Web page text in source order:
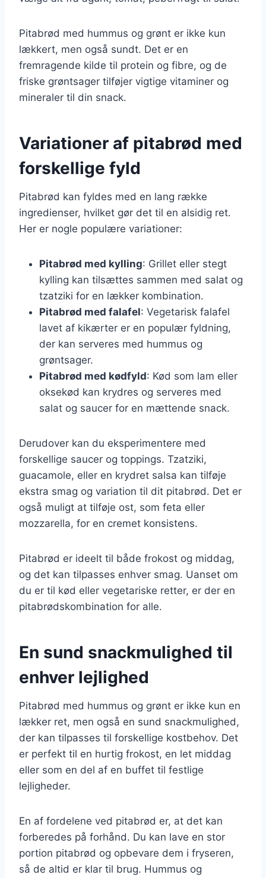
Pitabrød med hummus og grønt er ikke kun
lækkert, men også sundt. Det er en
fremragende kilde til protein og fibre, og de
friske grøntsager tilføjer vigtige vitaminer og
mineraler til din snack.
Variationer af pitabrød med
forskellige fyld
Pitabrød kan fyldes med en lang række
ingredienser, hvilket gør det til en alsidig ret.
Her er nogle populære variationer:
Pitabrød med kylling: Grillet eller stegt
kylling kan tilsættes sammen med salat og
tzatziki for en lækker kombination.
Pitabrød med falafel: Vegetarisk falafel
lavet af kikærter er en populær fyldning,
der kan serveres med hummus og
grøntsager.
Pitabrød med kødfyld: Kød som lam eller
oksekød kan krydres og serveres med
salat og saucer for en mættende snack.
Derudover kan du eksperimentere med
forskellige saucer og toppings. Tzatziki,
guacamole, eller en krydret salsa kan tilføje
ekstra smag og variation til dit pitabrød. Det er
også muligt at tilføje ost, som feta eller
mozzarella, for en cremet konsistens.
Pitabrød er ideelt til både frokost og middag,
og det kan tilpasses enhver smag. Uanset om
du er til kød eller vegetariske retter, er der en
pitabrødskombination for alle.
En sund snackmulighed til
enhver lejlighed
Pitabrød med hummus og grønt er ikke kun en
lækker ret, men også en sund snackmulighed,
der kan tilpasses til forskellige kostbehov. Det
er perfekt til en hurtig frokost, en let middag
eller som en del af en buffet til festlige
lejligheder.
En af fordelene ved pitabrød er, at det kan
forberedes på forhånd. Du kan lave en stor
portion pitabrød og opbevare dem i fryseren,
så de altid er klar til brug. Hummus og